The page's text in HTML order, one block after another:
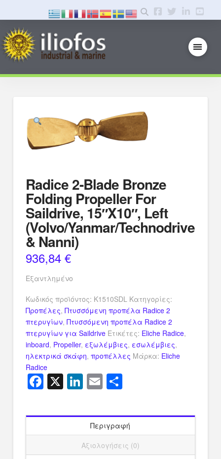
Radice 2-Blade Bronze
Folding Propeller For
Saildrive, 15″X10″, Left
(Volvo/Yanmar/Technodrive
& Nanni)
936,84 €
Εξαντλημένο
Κωδικός προϊόντος: K1510SDL Κατηγορίες:
Προπέλες, Πτυσσόμενη προπέλα Radice 2
πτερυγίων, Πτυσσόμενη προπέλα Radice 2
πτερυγίων για Saildrive Ετικέτες: Eliche Radice,
inboard, Propeller, εξωλέμβιες, εσωλέμβιες,
ηλεκτρικά σκάφη, προπέλλες Μάρκα: Eliche
Radice
Facebook
X LinkedIn
Email
Περιγραφή
Αξιολογήσεις (0)